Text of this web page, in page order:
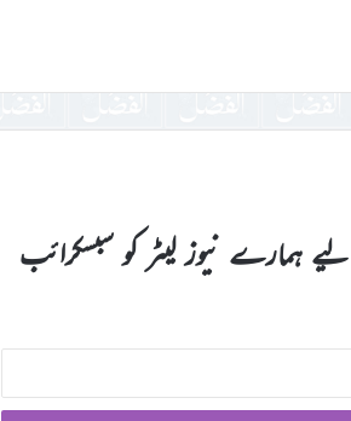
ہمارے نیوز لیٹر کو سبسکرائب